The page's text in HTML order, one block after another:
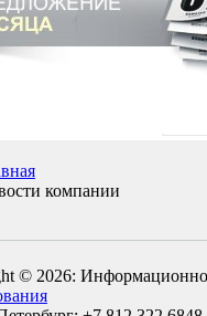
компании
© 2026: